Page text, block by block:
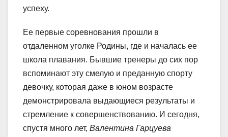
успеху.
Ее первые соревнования прошли в
отдаленном уголке Родины, где и началась ее
школа плавания. Бывшие тренеры до сих пор
вспоминают эту смелую и преданную спорту
девочку, которая даже в юном возрасте
демонстрировала выдающиеся результаты и
стремление к совершенствованию. И сегодня,
спустя много лет, Валентина Гарцуева